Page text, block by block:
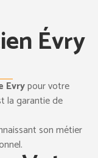
Évry
Evrypour votre
la garantie de
son métier